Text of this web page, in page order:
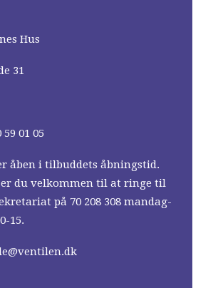
Hus
31
59 01 05
åben i tilbuddets åbningstid.
du velkommen til at ringe til
på 70 208 308 mandag-
15.